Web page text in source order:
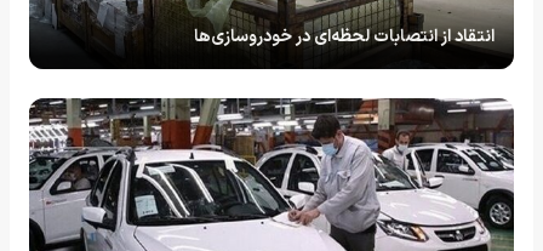
انتقاد از انتصابات لحظه‌ای در خودروسازی‌ها